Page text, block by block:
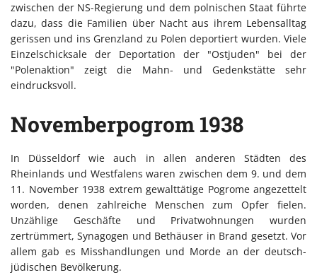
zwischen der NS-Regierung und dem polnischen Staat führte
dazu, dass die Familien über Nacht aus ihrem Lebensalltag
gerissen und ins Grenzland zu Polen deportiert wurden. Viele
Einzelschicksale der Deportation der "Ostjuden" bei der
"Polenaktion" zeigt die Mahn- und Gedenkstätte sehr
eindrucksvoll.
Novemberpogrom 1938
In Düsseldorf wie auch in allen anderen Städten des
Rheinlands und Westfalens waren zwischen dem 9. und dem
11. November 1938 extrem gewalttätige Pogrome angezettelt
worden, denen zahlreiche Menschen zum Opfer fielen.
Unzählige Geschäfte und Privatwohnungen wurden
zertrümmert, Synagogen und Bethäuser in Brand gesetzt. Vor
allem gab es Misshandlungen und Morde an der deutsch-
jüdischen Bevölkerung.